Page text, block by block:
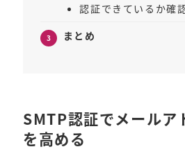
認証できているか確
まとめ
SMTP認証でメールア
を高める